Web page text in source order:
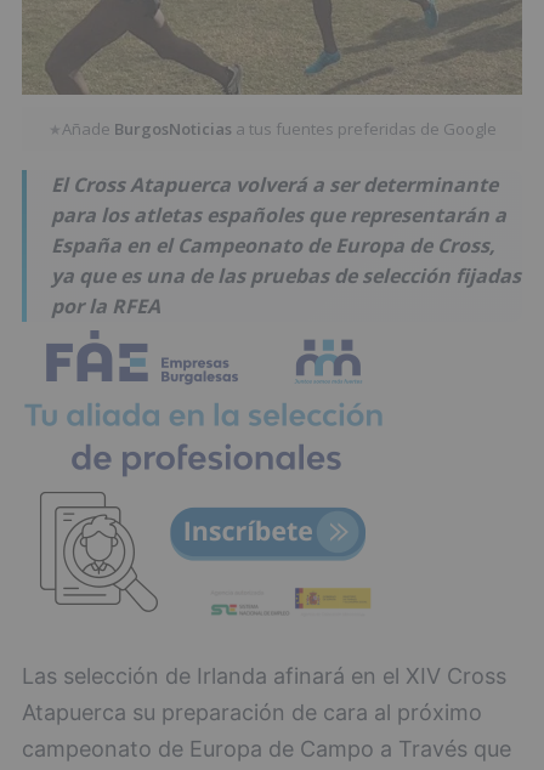
★Añade BurgosNoticias a tus fuentes preferidas de Google
El Cross Atapuerca volverá a ser determinante
para los atletas españoles que representarán a
España en el Campeonato de Europa de Cross,
ya que es una de las pruebas de selección fijadas
por la RFEA
Las selección de Irlanda afinará en el XIV Cross
Atapuerca su preparación de cara al próximo
campeonato de Europa de Campo a Través que